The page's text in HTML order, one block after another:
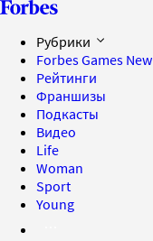
Рубрики
Forbes Games New
Рейтинги
Франшизы
Подкасты
Видео
Life
Woman
Sport
Young